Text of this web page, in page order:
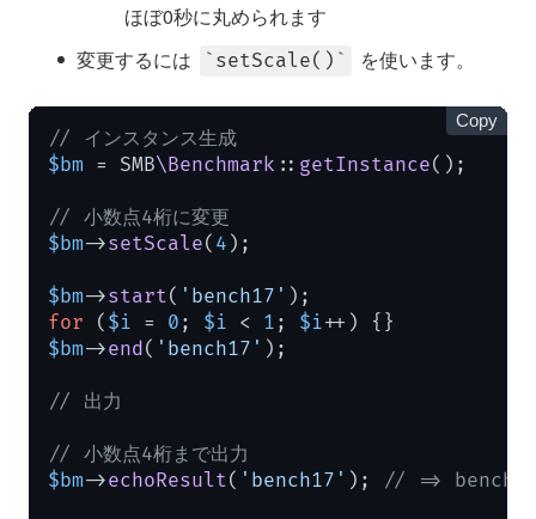
ほぼ0秒に丸められます
変更するには
setScale() を使います。
// インスタンス生成
$bm = SMB\Benchmark :: getInstance();
// 小数点4桁に変更
$bm->setScale( 4 );
$bm->start( 'bench17'
for ( $i = 0 ; $i < 1 ; $i
$bm->end( 'bench17' );
// 出力
// 小数点4桁まで出力
$bm->echoResult( 'bench17' ); // =>
Copy